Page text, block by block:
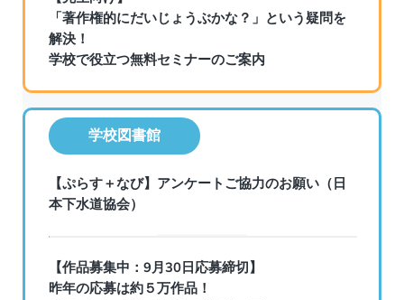
「著作権的にだいじょうぶかな？」という疑問を
解決！
学校で役立つ無料セミナーのご案内
学校図書館
【ぷらす＋なび】アンケートご協力のお願い（日
本下水道協会）
【作品募集中：9月30日応募締切】
昨年の応募は約５万作品！